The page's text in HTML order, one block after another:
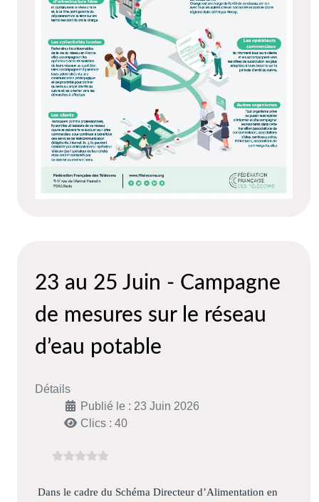
23 au 25 Juin - Campagne
de mesures sur le réseau
d’eau potable
Détails
Publié le : 23 Juin 2026
Clics : 40
Dans le cadre du Schéma Directeur d’Alimentation en